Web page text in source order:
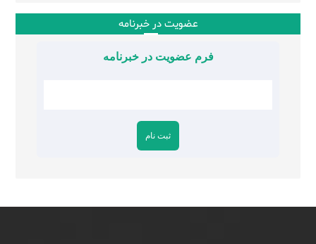
عضویت در خبرنامه
فرم عضویت در خبرنامه